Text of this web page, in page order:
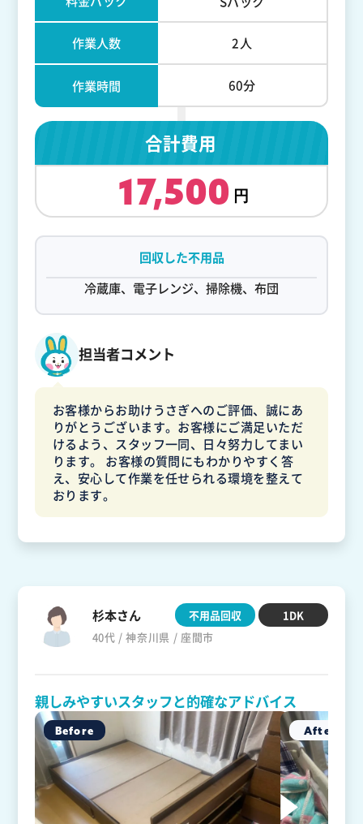
作業人数 2人
作業時間 60分
合計費用
17,500
回収した不用品
冷蔵庫、電子レンジ、掃除機、布団
担当者コメント
お客様からお助けうさぎへのご評価、誠にあ
りがとうございます。お客様にご満足いただ
けるよう、スタッフ一同、日々努力してまい
ります。 お客様の質問にもわかりやすく答
え、安心して作業を任せられる環境を整えて
おります。
杉本さん
40代 / 神奈川県 / 座間市
不用品回収 1DK
親しみやすいスタッフと的確なアドバイス